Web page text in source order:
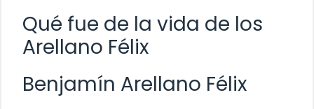
Qué fue de la vida de los
Arellano Félix
Benjamín Arellano Félix